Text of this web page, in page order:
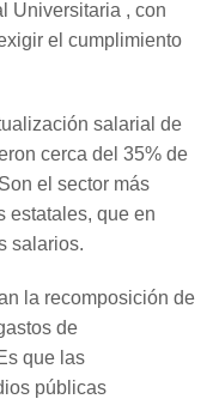
Universitaria , con
el cumplimiento
salarial de
cerca del 35% de
el sector más
estatales, que en
salarios.
la recomposición de
de
que las
públicas